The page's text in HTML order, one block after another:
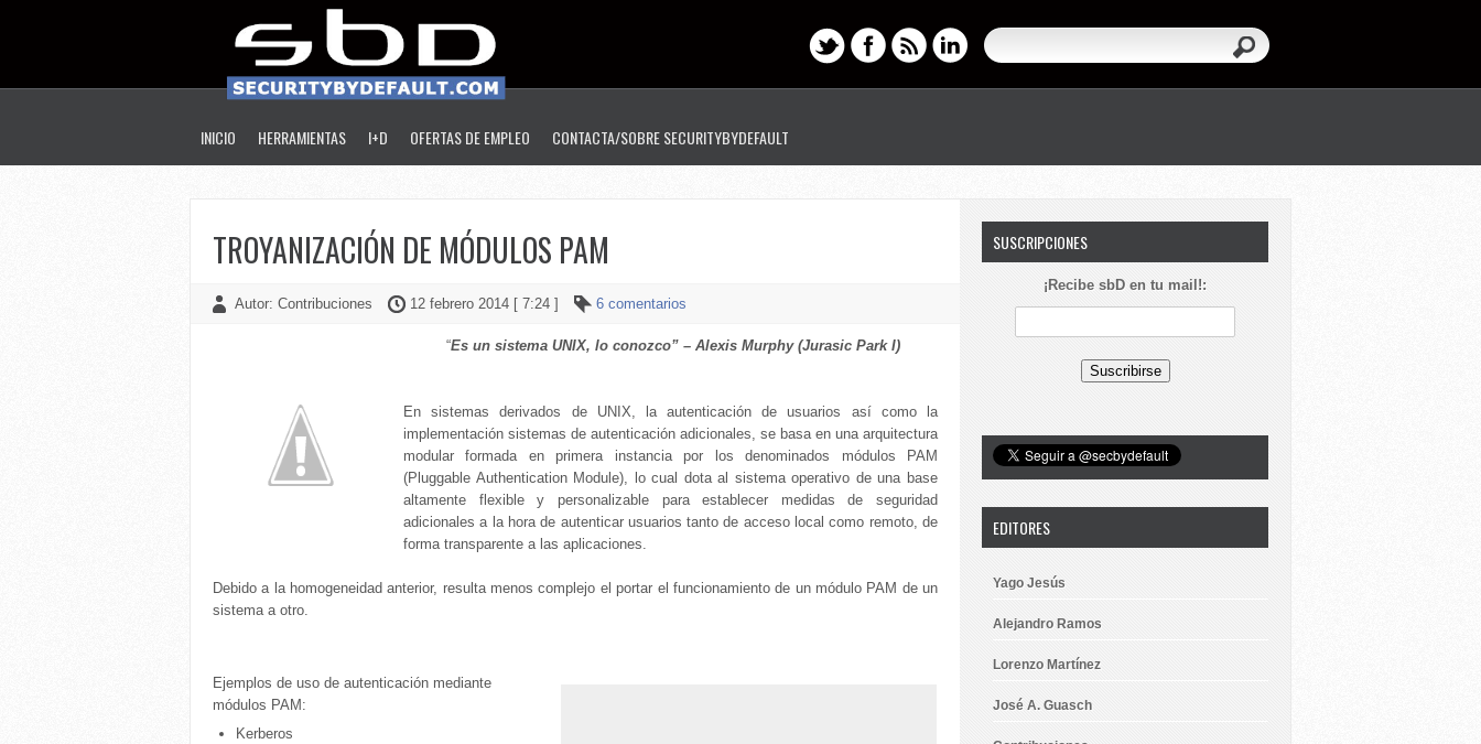
INICIO HERRAMIENTAS I+D OFERTAS DE EMPLEO CONTACTA/SOBRE SECURITYBYDEFAULT
TROYANIZACIÓN DE MÓDULOS PAM
Autor: Contribuciones 12 febrero 2014 [ 7:24 ] 6 comentarios
“Es un sistema UNIX, lo conozco” – Alexis Murphy (Jurasic Park I)
En sistemas derivados de UNIX, la autenticación de usuarios así como la
implementación sistemas de autenticación adicionales, se basa en una arquitectura
modular formada en primera instancia por los denominados módulos PAM
(Pluggable Authentication Module), lo cual dota al sistema operativo de una base
altamente flexible y personalizable para establecer medidas de seguridad
adicionales a la hora de autenticar usuarios tanto de acceso local como remoto, de
forma transparente a las aplicaciones.
Debido a la homogeneidad anterior, resulta menos complejo el portar el funcionamiento de un módulo PAM de un
sistema a otro.
Ejemplos de uso de autenticación mediante
módulos PAM:
Kerberos
SUSCRIPCIONES
¡Recibe sbD en tu mail!:
EDITORES
Yago Jesús
Alejandro Ramos
Lorenzo Martínez
José A. Guasch